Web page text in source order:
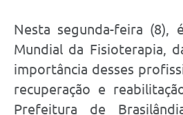
Nesta segunda-feira (8),
Mundial da Fisioterapia,
importância desses
recuperação e
Prefeitura de